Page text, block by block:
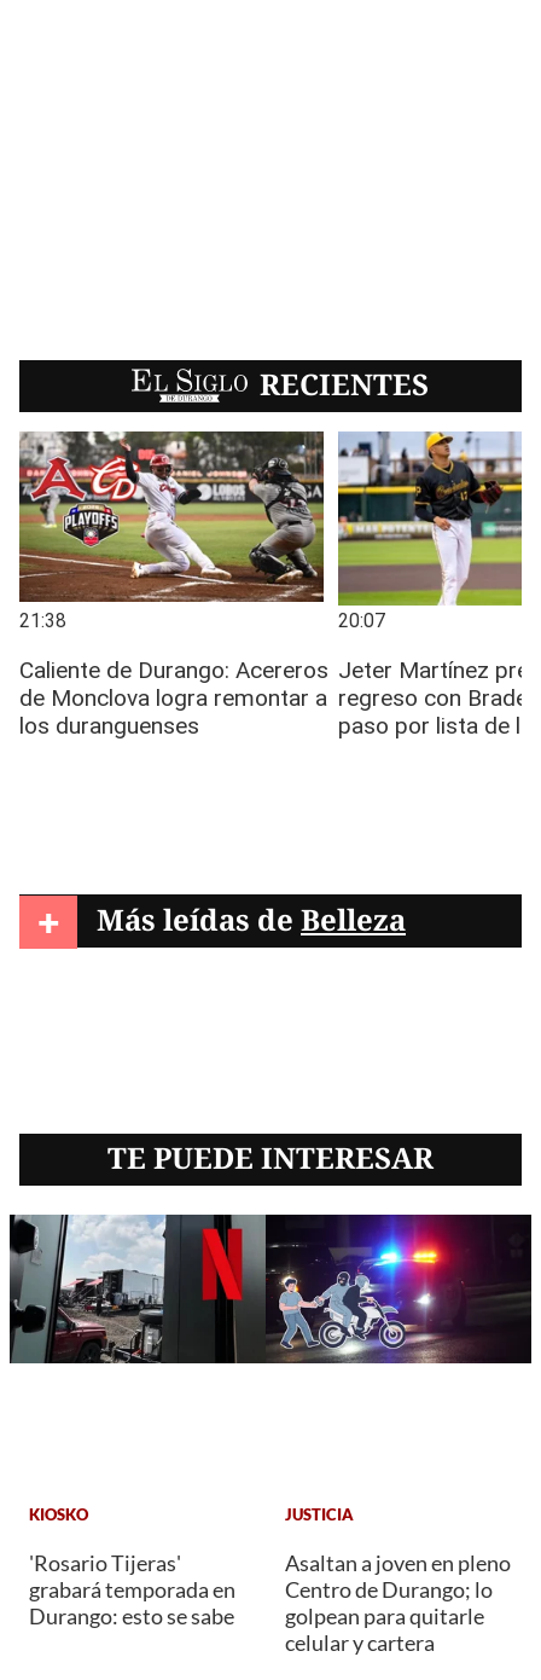
EL SIGLO RECIENTES
+ Más leídas de Belleza
TE PUEDE INTERESAR
KIOSKO
'Rosario Tijeras'
grabará temporada en
Durango: esto se sabe
JUSTICIA
Asaltan a joven en pleno
Centro de Durango; lo
golpean para quitarle
celular y cartera